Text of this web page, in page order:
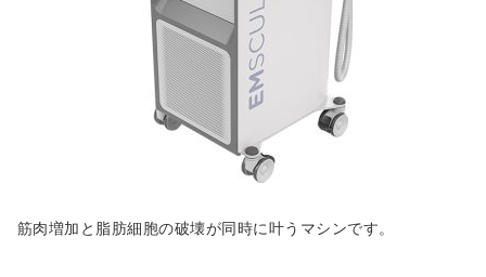
筋肉増加と脂肪細胞の破壊が同時に叶うマシンです。